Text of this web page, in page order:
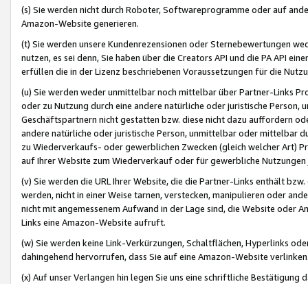
(s) Sie werden nicht durch Roboter, Softwareprogramme oder auf
Amazon-Website generieren.
(t) Sie werden unsere Kundenrezensionen oder Sternebewertungen
nutzen, es sei denn, Sie haben über die Creators API und die PA API
erfüllen die in der Lizenz beschriebenen Voraussetzungen für die
(u) Sie werden weder unmittelbar noch mittelbar über Partner-Links
oder zu Nutzung durch eine andere natürliche oder juristische
Geschäftspartnern nicht gestatten bzw. diese nicht dazu auffordern
andere natürliche oder juristische Person, unmittelbar oder mittelbar
zu Wiederverkaufs- oder gewerblichen Zwecken (gleich welcher Art)
auf Ihrer Website zum Wiederverkauf oder für gewerbliche
(v) Sie werden die URL Ihrer Website, die die Partner-Links enthält
werden, nicht in einer Weise tarnen, verstecken, manipulieren oder
nicht mit angemessenem Aufwand in der Lage sind, die Website oder
Links eine Amazon-Website aufruft.
(w) Sie werden keine Link-Verkürzungen, Schaltflächen, Hyperlinks
dahingehend hervorrufen, dass Sie auf eine Amazon-Website
(x) Auf unser Verlangen hin legen Sie uns eine schriftliche